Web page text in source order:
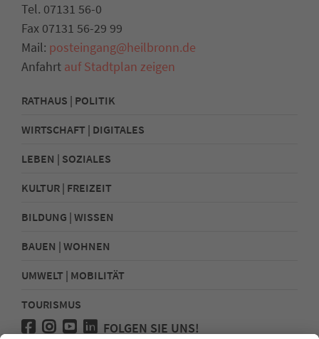
Tel. 07131 56-0
Fax 07131 56-29 99
Mail: posteingang@heilbronn.de
Anfahrt auf Stadtplan zeigen
RATHAUS | POLITIK
WIRTSCHAFT | DIGITALES
LEBEN | SOZIALES
KULTUR | FREIZEIT
BILDUNG | WISSEN
BAUEN | WOHNEN
UMWELT | MOBILITÄT
TOURISMUS
FOLGEN SIE UNS!